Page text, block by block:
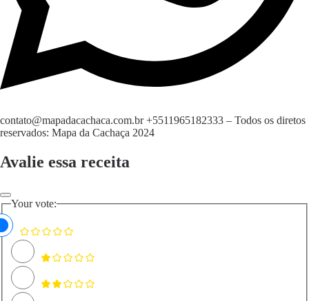
contato@mapadacachaca.com.br +5511965182333 – Todos os diretos
reservados: Mapa da Cachaça 2024
Avalie essa receita
Your vote: